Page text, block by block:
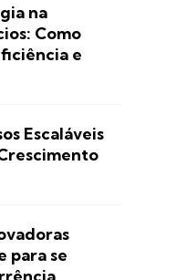
na
Como
e
Escaláveis
para se